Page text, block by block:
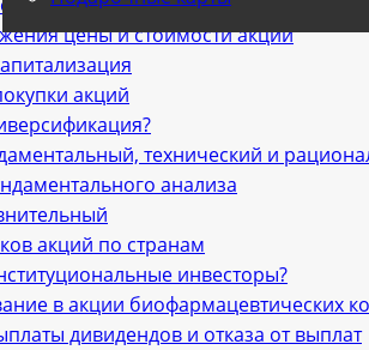
цены и стоимости акций
акций
технический и
анализа
акций по странам
инвесторы?
в акции биофармацевтических
дивидендов и отказа от выплат